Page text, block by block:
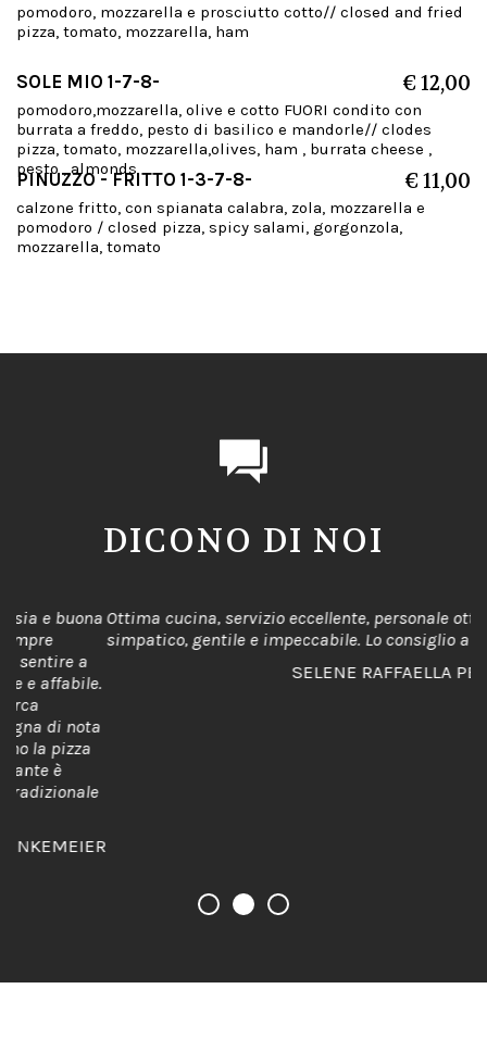
pomodoro, mozzarella e prosciutto cotto// closed and fried
pizza, tomato, mozzarella, ham
SOLE MIO 1-7-8-
pomodoro,mozzarella, olive e cotto FUORI condito con
burrata a freddo, pesto di basilico e mandorle// clodes
pizza, tomato, mozzarella,olives, ham , burrata cheese ,
pesto , almonds
€ 12,00
PINUZZO - FRITTO 1-3-7-8-
calzone fritto, con spianata calabra, zola, mozzarella e
pomodoro / closed pizza, spicy salami, gorgonzola,
mozzarella, tomato
€ 11,00
DICONO DI NOI
Ottima cucina, servizio eccellente, personale ottimo,
simpatico, gentile e impeccabile. Lo consiglio a tutti.
SELENE RAFFAELLA PERUCCHINI